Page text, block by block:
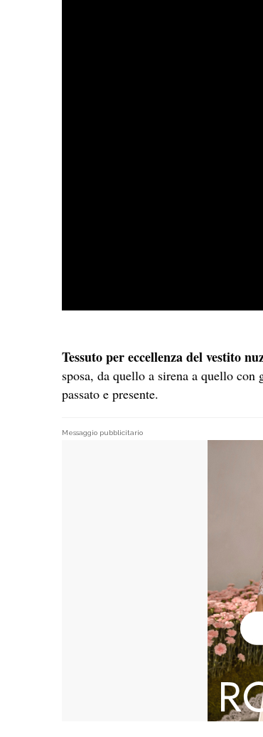
Tessuto per eccellenza del vestito
sposa, da quello a sirena a quello con
passato e presente.
Messaggio pubblicitario